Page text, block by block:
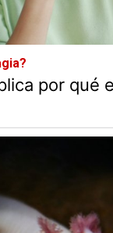
por qué